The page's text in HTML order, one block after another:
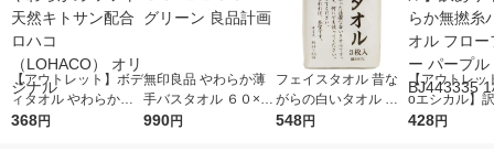
【アウトレット】ボデ
ィタオル やわらかめ
ソフト 天然キトサン
368円
無印良品 やわらか薄
手バスタオル ６０×１
２０ｃｍ グリーン 良
990円
フェイスタオル 昔な
がらの白いタオル ホ
ワイト（白） 日本製
548円
【アウトレッ
oエシカル】
やわらか無撚
428円